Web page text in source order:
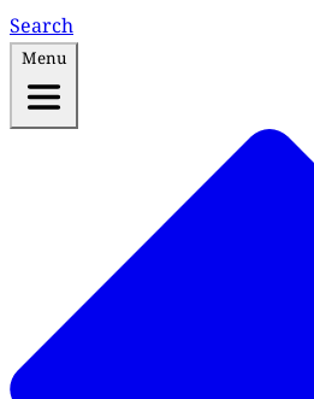
Search
Menu